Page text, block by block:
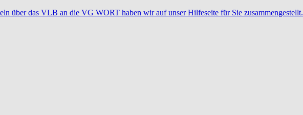
über das VLB an die VG WORT haben wir auf unser Hilfeseite für Sie zusammengestellt.